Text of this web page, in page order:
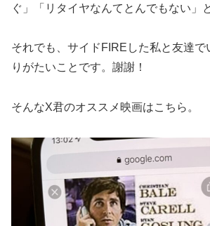
ぐ」「リタイヤなんてとんでもない」
それでも、サイドFIREした私と友達で
りがたいことです。謝謝！
そんなX君のオススメ映画はこちら。